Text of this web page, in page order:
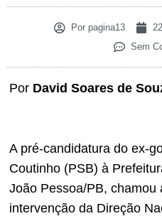
Por pagina13
Sem
Por David Soares de
A pré-candidatura do ex-
Coutinho (PSB) à
João Pessoa/PB, chamou
intervenção da Direção